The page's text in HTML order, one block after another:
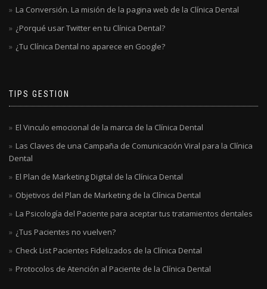
La Conversión. La misión de la pagina web de la Clínica Dental
¿Porqué usar Twitter en tu Clínica Dental?
¿Tu Clínica Dental no aparece en Google?
TIPS GESTION
El Vinculo emocional de la marca de la Clínica Dental
Las Claves de una Campaña de Comunicación Viral para la Clínica
Dental
El Plan de Marketing Digital de la Clínica Dental
Objetivos del Plan de Marketing de la Clínica Dental
La Psicología del Paciente para aceptar tus tratamientos dentales
¿Tus Pacientes no vuelven?
Check List Pacientes Fidelizados de la Clínica Dental
Protocolos de Atención al Paciente de la Clínica Dental